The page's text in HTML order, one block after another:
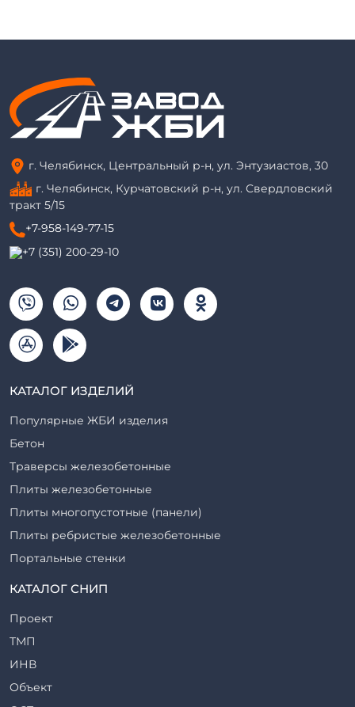
г. Челябинск, Центральный р-н, ул. Энтузиастов, 30
г. Челябинск, Курчатовский р-н, ул. Свердловский
тракт 5/15
+7-958-149-77-15
+7 (351) 200-29-10
КАТАЛОГ ИЗДЕЛИЙ
Популярные ЖБИ изделия
Бетон
Траверсы железобетонные
Плиты железобетонные
Плиты многопустотные (панели)
Плиты ребристые железобетонные
Портальные стенки
Прогоны железобетонные
Ригели железобетонные
Сваи железобетонные
Стеновые блоки
Стойки железобетонные
КАТАЛОГ СНИП
Проект
ТМП
ИНВ
Объект